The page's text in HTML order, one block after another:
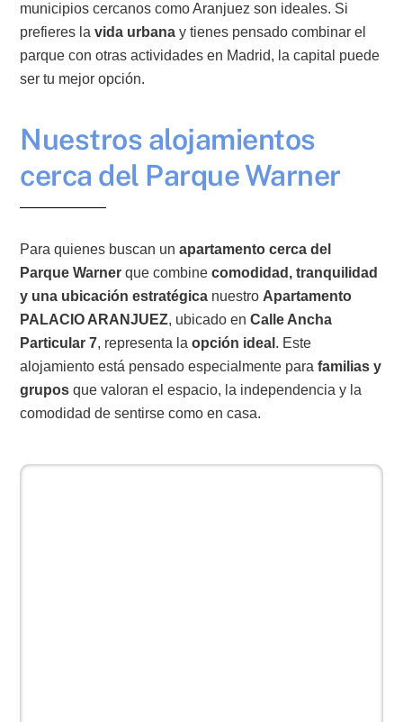
municipios cercanos como Aranjuez son ideales. Si
prefieres lavida urbanay tienes pensado combinar el
parque con otras actividades en Madrid, la capital puede
ser tu mejor opción.
Nuestros alojamientos
cerca del Parque Warner
Para quienes buscan unapartamento cerca del
Parque Warner que combinecomodidad, tranquilidad
y una ubicación estratégica nuestro Apartamento
PALACIO ARANJUEZ, ubicado enCalle Ancha
Particular 7, representa laopción ideal . Este
alojamiento está pensado especialmente parafamilias y
grupos que valoran el espacio, la independencia y la
comodidad de sentirse como en casa.